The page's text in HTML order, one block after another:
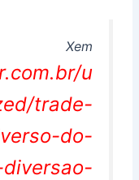
Xem
u
trade-
do-